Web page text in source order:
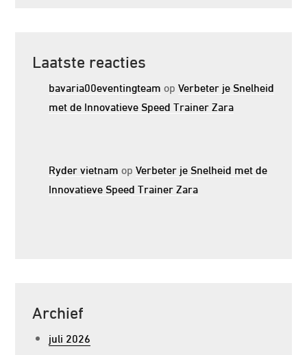
Laatste reacties
bavaria00eventingteam opVerbeter je Snelheid
met de Innovatieve Speed Trainer Zara
Ryder vietnam opVerbeter je Snelheid met de
Innovatieve Speed Trainer Zara
Archief
juli 2026